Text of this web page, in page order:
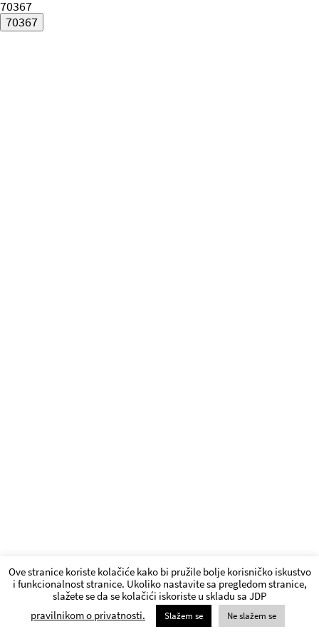
70367
Ove stranice koriste kolačiće kako bi pružile bolje korisničko iskustvo
i funkcionalnost stranice. Ukoliko nastavite sa pregledom stranice,
slažete se da se kolačići iskoriste u skladu sa JDP
pravilnikom o privatnosti.
Slažem se Ne slažem se